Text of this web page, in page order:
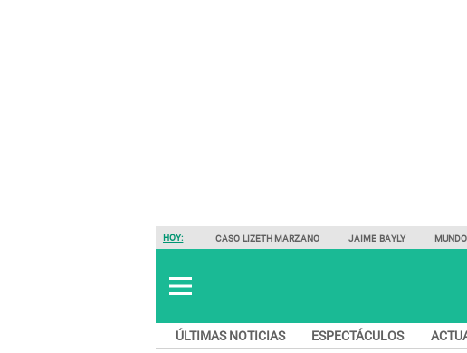
HOY: CASO LIZETH MARZANO JAIME BAYLY MUNDO
ÚLTIMAS NOTICIAS ESPECTÁCULOS